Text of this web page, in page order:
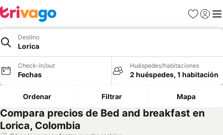
Favoritos
Iniciar
Destino
Lorica
Check-in/out
Fechas
Huéspedes/habitaciones
2 huéspedes, 1 habitación
Ordenar Filtrar Mapa
Compara precios de Bed and breakfast en
Lorica, Colombia